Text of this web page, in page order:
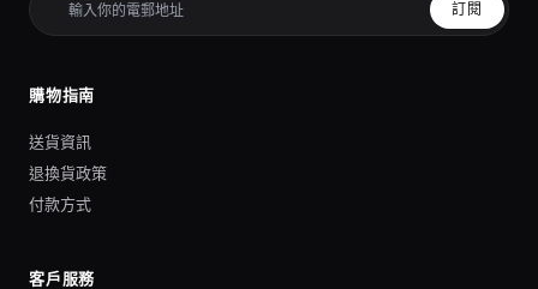
訂閱
購物指南
送貨資訊
退換貨政策
付款方式
客戶服務